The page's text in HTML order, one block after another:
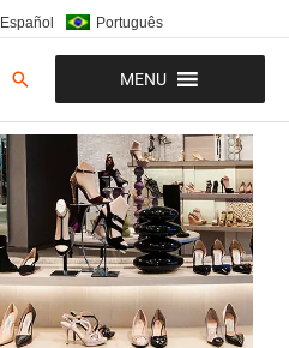
Español Português
Buscar MENU